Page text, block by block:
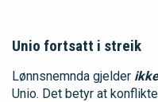
Unio fortsatt i streik
Lønnsnemnda gjelder
Unio. Det betyr at